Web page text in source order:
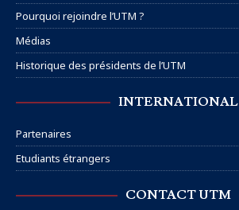
Pourquoi rejoindre l’UTM ?
Médias
Historique des présidents de l’UTM
INTERNATIONAL
Partenaires
Etudiants étrangers
CONTACT UTM